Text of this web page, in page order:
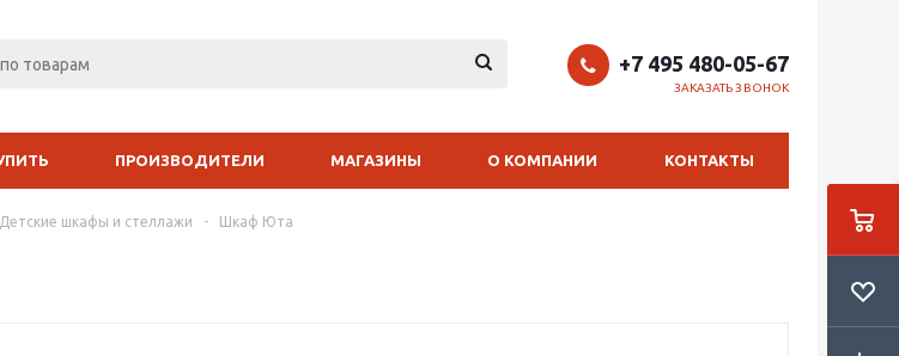
+7 495 480-05-67
ЗАКАЗАТЬ ЗВОНОК
ПРОИЗВОДИТЕЛИ МАГАЗИНЫ О КОМПАНИИ КОНТАКТЫ
Детские шкафы и стеллажи - Шкаф Юта